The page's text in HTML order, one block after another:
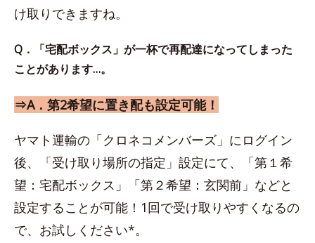
け取りできますね。
Q．「宅配ボックス」が一杯で再配達になってしまった
ことがあります…。
⇒A．第2希望に置き配も設定可能！
ヤマト運輸の「クロネコメンバーズ」にログイン
後、「受け取り場所の指定」設定にて、「第１希
望：宅配ボックス」「第２希望：玄関前」などと
設定することが可能！1回で受け取りやすくなるの
で、お試しください*。